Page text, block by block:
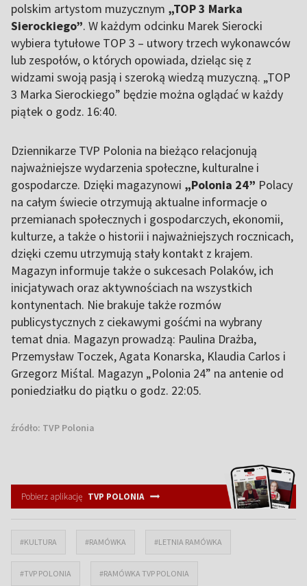
polskim artystom muzycznym „TOP 3 Marka
Sierockiego”. W każdym odcinku Marek Sierocki
wybiera tytułowe TOP 3 – utwory trzech wykonawców
lub zespołów, o których opowiada, dzieląc się z
widzami swoją pasją i szeroką wiedzą muzyczną. „TOP
3 Marka Sierockiego” będzie można oglądać w każdy
piątek o godz. 16:40.
Dziennikarze TVP Polonia na bieżąco relacjonują
najważniejsze wydarzenia społeczne, kulturalne i
gospodarcze. Dzięki magazynowi „Polonia 24” Polacy
na całym świecie otrzymują aktualne informacje o
przemianach społecznych i gospodarczych, ekonomii,
kulturze, a także o historii i najważniejszych rocznicach,
dzięki czemu utrzymują stały kontakt z krajem.
Magazyn informuje także o sukcesach Polaków, ich
inicjatywach oraz aktywnościach na wszystkich
kontynentach. Nie brakuje także rozmów
publicystycznych z ciekawymi gośćmi na wybrany
temat dnia. Magazyn prowadzą: Paulina Drażba,
Przemysław Toczek, Agata Konarska, Klaudia Carlos i
Grzegorz Miśtal. Magazyn „Polonia 24” na antenie od
poniedziałku do piątku o godz. 22:05.
źródło: TVP Polonia
Pobierz aplikację TVP POLONIA
#KULTURA #RAMÓWKA #LETNIA RAMÓWKA
#TVP POLONIA #RAMÓWKA TVP POLONIA